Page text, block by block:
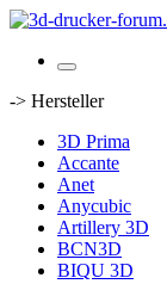
-> Hersteller
3D Prima
Accante
Anet
Anycubic
Artillery 3D
BCN3D
BIQU 3D